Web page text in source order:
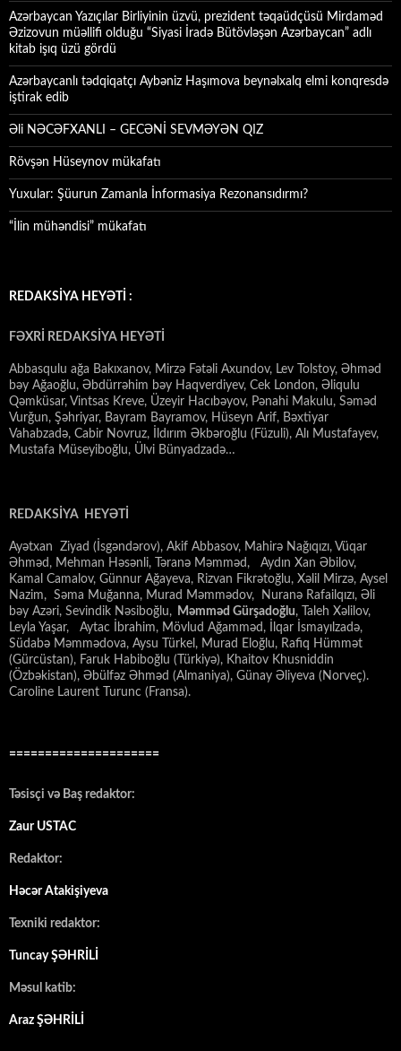
Azərbaycan Yazıçılar Birliyinin üzvü, prezident təqaüdçüsü Mirdaməd
Əzizovun müəllifi olduğu “Siyasi İradə Bütövləşən Azərbaycan” adlı
kitab işıq üzü gördü
Azərbaycanlı tədqiqatçı Aybəniz Haşımova beynəlxalq elmi konqresdə
iştirak edib
Əli NƏCƏFXANLI – GECƏNİ SEVMƏYƏN QIZ
Rövşən Hüseynov mükafatı
Yuxular: Şüurun Zamanla İnformasiya Rezonansıdırmı?
“İlin mühəndisi” mükafatı
REDAKSİYA HEYƏTİ :
FƏXRİ REDAKSİYA HEYƏTİ
Abbasqulu ağa Bakıxanov, Mirzə Fətəli Axundov, Lev Tolstoy, Əhməd
bəy Ağaoğlu, Əbdürrəhim bəy Haqverdiyev, Cek London, Əliqulu
Qəmküsar, Vintsas Kreve, Üzeyir Hacıbəyov, Pənahi Makulu, Səməd
Vurğun, Şəhriyar, Bayram Bayramov, Hüseyn Arif, Bəxtiyar
Vahabzadə, Cabir Novruz, İldırım Əkbəroğlu (Füzuli), Alı Mustafayev,
Mustafa Müseyiboğlu, Ülvi Bünyadzadə…
REDAKSİYA HEYƏTİ
Ayətxan Ziyad (İsgəndərov), Akif Abbasov, Mahirə Nağıqızı, Vüqar
Əhməd, Mehman Həsənli, Təranə Məmməd, Aydın Xan Əbilov,
Kamal Camalov, Günnur Ağayeva, Rizvan Fikrətoğlu, Xəlil Mirzə, Aysel
Nazim, Səma Muğanna, Murad Məmmədov, Nuranə Rafailqızı, Əli
bəy Azəri, Sevindik Nəsiboğlu, Məmməd Gürşadoğlu, Taleh Xəlilov,
Leyla Yaşar, Aytac İbrahim, Mövlud Ağamməd, İlqar İsmayılzadə,
Südabə Məmmədova, Aysu Türkel, Murad Eloğlu, Rafiq Hümmət
(Gürcüstan), Faruk Habiboğlu (Türkiyə), Khaitov Khusniddin
(Özbəkistan), Əbülfəz Əhməd (Almaniya), Günay Əliyeva (Norveç).
Caroline Laurent Turunc (Fransa).
=====================
Təsisçi və Baş redaktor:
Zaur USTAC
Redaktor:
Həcər Atakişiyeva
Texniki redaktor:
Tuncay ŞƏHRİLİ
Məsul katib:
Araz ŞƏHRİLİ